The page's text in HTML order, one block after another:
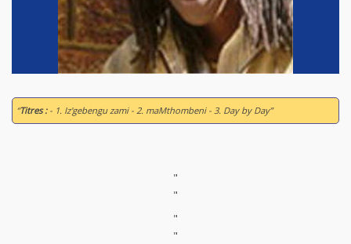
“Titres :- 1. Iz'gebengu zami - 2. maMthombeni - 3. Day by Day”
"
"
"
"